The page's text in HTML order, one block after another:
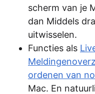
scherm van je
dan Middels
uitwisselen.
Functies als
ordenen van
Mac. En